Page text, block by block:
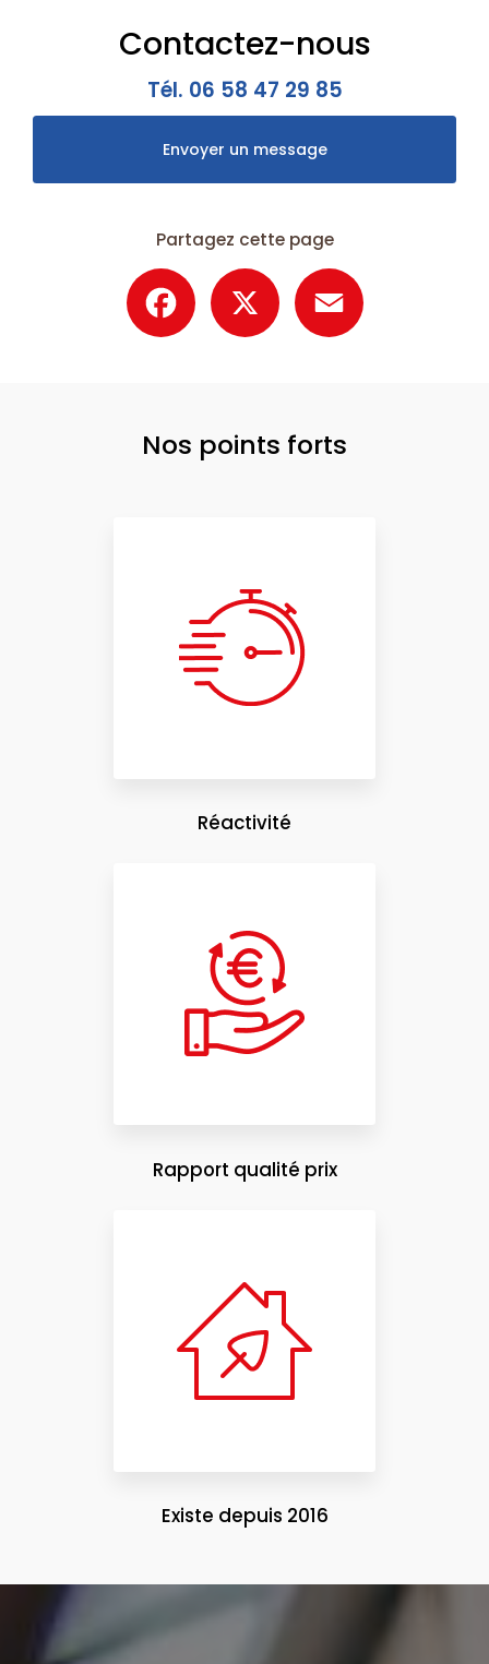
Contactez-nous
Tél. 06 58 47 29 85
Envoyer un message
Partagez cette page
Facebook
Nos points forts
Réactivité
Rapport qualité prix
Existe depuis 2016